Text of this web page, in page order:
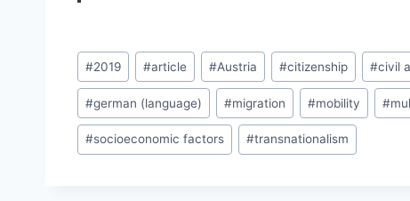
Post
Tags:
#2019 #article #Austria #citizenship #civil
#german (language) #migration #mobility #
#socioeconomic factors #transnationalism